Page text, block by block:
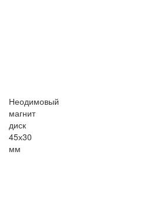
Неодимовый
магнит
диск
45х30
мм